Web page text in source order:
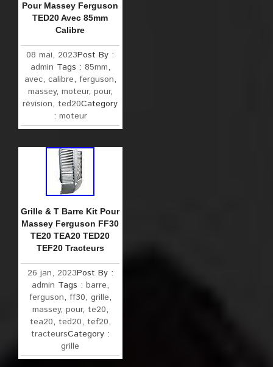
Pour Massey Ferguson
TED20 Avec 85mm
Calibre
08 mai, 2023Post By :
admin Tags : 85mm,
avec, calibre, ferguson,
massey, moteur, pour,
révision,ted20Category
: moteur
Grille & T Barre Kit Pour
Massey Ferguson FF30
TE20 TEA20 TED20
TEF20 Tracteurs
26 jan, 2023Post By :
admin Tags : barre,
ferguson, ff30, grille,
massey, pour, te20,
tea20, ted20, tef20,
tracteursCategory :
grille